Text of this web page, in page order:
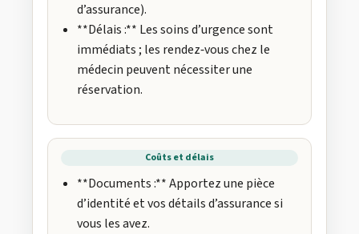
d’assurance).
**Délais :** Les soins d’urgence sont
immédiats ; les rendez‑vous chez le
médecin peuvent nécessiter une
réservation.
Coûts et délais
**Documents :** Apportez une pièce
d’identité et vos détails d’assurance si
vous les avez.